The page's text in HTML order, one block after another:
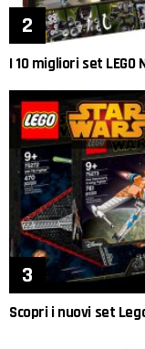
I 10 migliori set
Scopri i nuovi set